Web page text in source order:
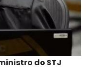
do STJ